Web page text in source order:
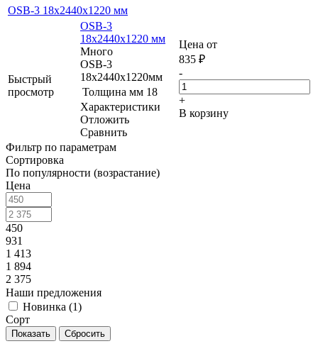
OSB-3 18х2440x1220 мм
Быстрый
просмотр
OSB-3
18х2440x1220 мм
Много
OSB-3
18х2440x1220мм
Толщина мм 18
Характеристики
Отложить
Сравнить
Цена от
835 ₽
-
+
В корзину
Фильтр по параметрам
Сортировка
По популярности (возрастание)
Цена
450
931
1 413
1 894
2 375
Наши предложения
Новинка (1)
Сорт
Сбросить